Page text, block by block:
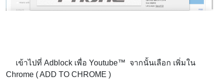
เข้าไปที่ Adblock เพื่อ Youtube™ จากนั้นเลือก เพิ่มใน
Chrome ( ADD TO CHROME )